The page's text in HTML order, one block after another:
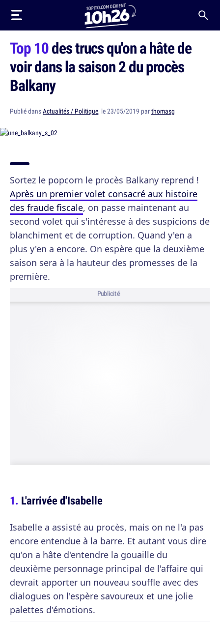
Top 10des trucs qu'on a hâte de
voir dans la saison 2 du procès
Balkany
Publié dansActualités / Politique, le 23/05/2019 parthomasg
Sortez le popcorn le procès Balkany reprend !
Après un premier volet consacré aux histoire
des fraude fiscale, on passe maintenant au
second volet qui s'intéresse à des suspicions de
blanchiment et de corruption. Quand y'en a
plus y'en a encore. On espère que la deuxième
saison sera à la hauteur des promesses de la
première.
Publicité
L'arrivée d'Isabelle
Isabelle a assisté au procès, mais on ne l'a pas
encore entendue à la barre. Et autant vous dire
qu'on a hâte d'entendre la gouaille du
deuxième personnage principal de l'affaire qui
devrait apporter un nouveau souffle avec des
dialogues on l'espère savoureux et une jolie
palettes d'émotions.